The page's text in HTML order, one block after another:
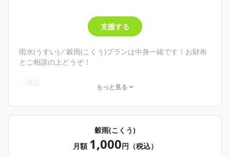
気持ちだけってやつだな！
お財布に余裕があればお気持ちくれると嬉しいよ( ´﹀` )🌸
支援する
雨水(うすい)／穀雨(こくう)プランは中身一緒です！お財布
とご相談の上どうぞ！
〇裏話
〇手描きカレンダー
もっと見る
穀雨(こくう)
月額 1,000円（税込）